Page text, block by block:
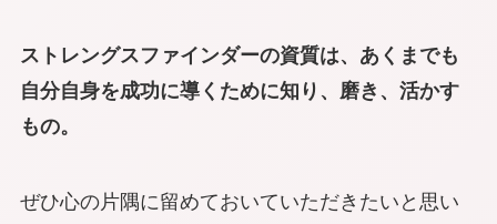
ストレングスファインダーの資質は、あくまでも
自分自身を成功に導くために知り、磨き、活かす
もの。
ぜひ心の片隅に留めておいていただきたいと思い